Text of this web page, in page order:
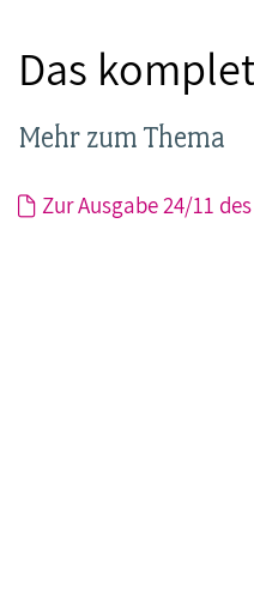
Das
Mehr zum Thema
Zur Ausgabe 24/11